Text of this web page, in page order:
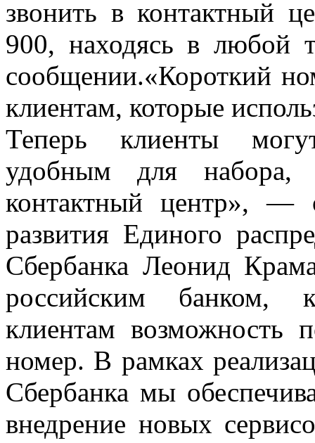
звонить в контактный
900, находясь в любой
сообщении.«Короткий
клиентам, которые
Теперь клиенты
удобным для
контактный центр», —
развития Единого
Сбербанка Леонид
российским банком,
клиентам возможность
номер. В рамках
Сбербанка мы
внедрение новых